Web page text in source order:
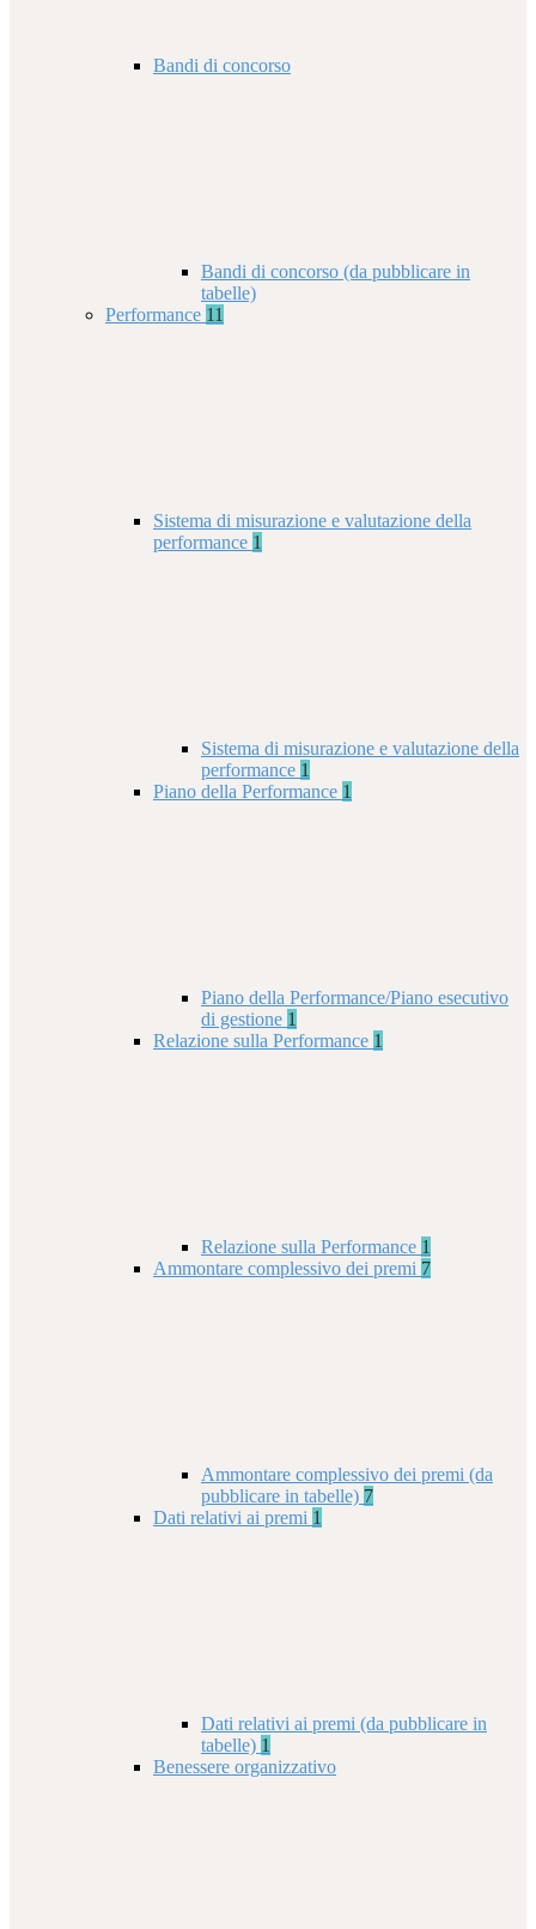
Bandi di concorso
Bandi di concorso (da pubblicare in
tabelle)
Performance 11
Sistema di misurazione e valutazione della
performance 1
Sistema di misurazione e valutazione della
performance 1
Piano della Performance 1
Piano della Performance/Piano esecutivo
di gestione 1
Relazione sulla Performance 1
Relazione sulla Performance 1
Ammontare complessivo dei premi 7
Ammontare complessivo dei premi (da
pubblicare in tabelle) 7
Dati relativi ai premi 1
Dati relativi ai premi (da pubblicare in
tabelle) 1
Benessere organizzativo